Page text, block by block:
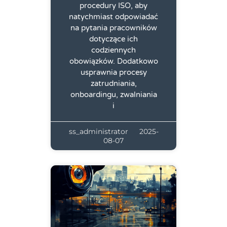
procedury ISO, aby
natychmiast odpowiadać
na pytania pracowników
dotyczące ich
codziennych
obowiązków. Dodatkowo
usprawnia procesy
zatrudniania,
onboardingu, zwalniania
i
ss_administrator
2025-
08-07